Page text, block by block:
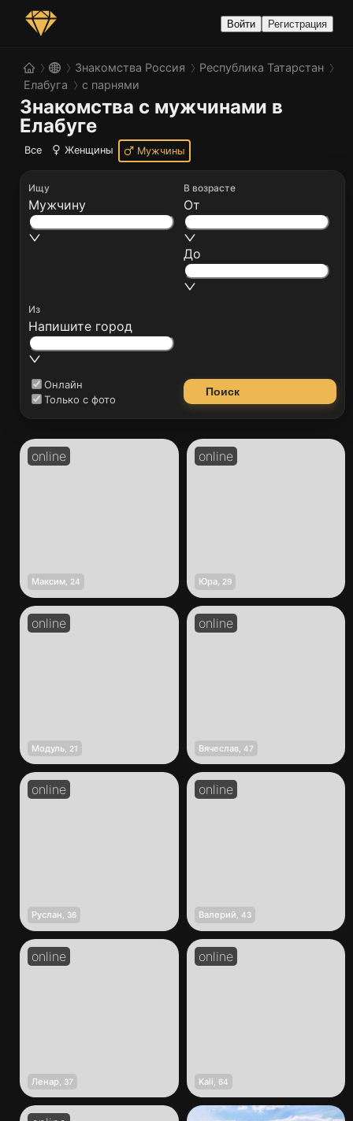
Войти Регистрация
Знакомства Россия
Республика Татарстан
Елабуга
с парнями
Знакомства с мужчинами в
Елабуге
Все Женщины Мужчины
Ищу
Мужчину
Из
Напишите город
В возрасте
От
До
Онлайн
Только с фото
Поиск
Максим 24 Юра, 29
Модуль 21 Вячеслав, 47
Руслан 36 Валерий 43
Ленар 37 Kali 64